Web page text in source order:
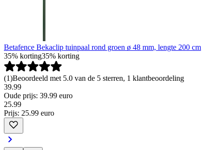
Betafence Bekaclip tuinpaal rond groen ø 48 mm, lengte 200 cm
35% korting35% korting
(1)Beoordeeld met 5.0 van de 5 sterren, 1 klantbeoordeling
39.99
Oude prijs: 39.99 euro
25.99
Prijs: 25.99 euro